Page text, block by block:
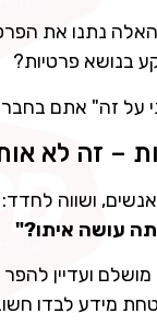
נתנו את
בנושא פרטיות?
על זה" אתם
– זה לא
ושווה לחדד:
עושה איתו?"
ועדיין להפר
מידע לבדו